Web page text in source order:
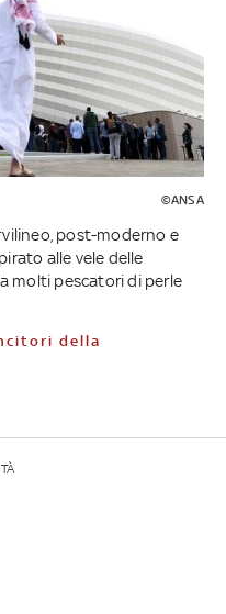
©ANSA
post-moderno e
alle vele delle
molti pescatori di perle